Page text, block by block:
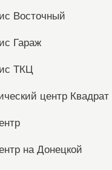
Восточный
Гараж
ТКЦ
центр Квадрат
на Донецкой